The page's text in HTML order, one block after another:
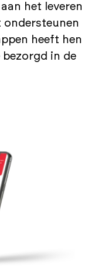
het leveren
ondersteunen
heeft hen
bezorgd in de